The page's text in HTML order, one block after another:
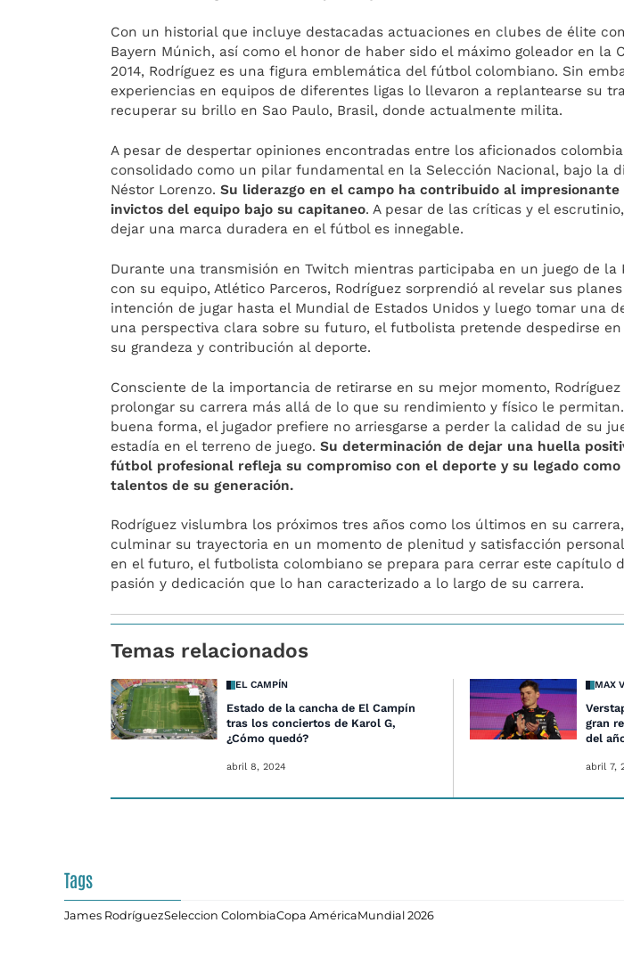
Con un historial que incluye destacadas actuaciones en clubes de élite
Bayern Múnich, así como el honor de haber sido el máximo goleador en la
2014, Rodríguez es una figura emblemática del fútbol colombiano. Sin
experiencias en equipos de diferentes ligas lo llevaron a replantearse su
recuperar su brillo en Sao Paulo, Brasil, donde actualmente milita.
A pesar de despertar opiniones encontradas entre los aficionados
consolidado como un pilar fundamental en la Selección Nacional, bajo la
Néstor Lorenzo.Su liderazgo en el campo ha contribuido al
invictos del equipo bajo su capitaneo. A pesar de las críticas y el
dejar una marca duradera en el fútbol es innegable.
Durante una transmisión en Twitch mientras participaba en un juego de la
con su equipo, Atlético Parceros, Rodríguez sorprendió al revelar sus
intención de jugar hasta el Mundial de Estados Unidos y luego tomar una
una perspectiva clara sobre su futuro, el futbolista pretende despedirse
su grandeza y contribución al deporte.
Consciente de la importancia de retirarse en su mejor momento,
prolongar su carrera más allá de lo que su rendimiento y físico le
buena forma, el jugador prefiere no arriesgarse a perder la calidad de su
estadía en el terreno de juego.Su determinación de dejar una huella
fútbol profesional refleja su compromiso con el deporte y su legado
talentos de su generación.
Rodríguez vislumbra los próximos tres años como los últimos en su
culminar su trayectoria en un momento de plenitud y satisfacción
en el futuro, el futbolista colombiano se prepara para cerrar este capítulo
pasión y dedicación que lo han caracterizado a lo largo de su carrera.
Temas relacionados
EL CAMPÍN
Estado de la cancha de El Campín
tras los conciertos de Karol G,
¿Cómo quedó?
abril 8, 2024
MAX
gran
del
abril 7,
Tags
James RodríguezSeleccion ColombiaCopa AméricaMundial 2026